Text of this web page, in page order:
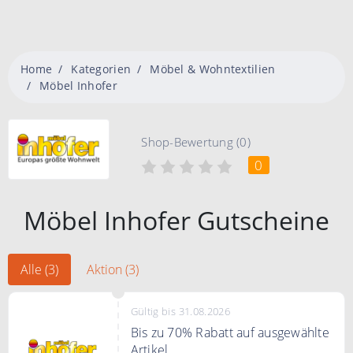
Home Kategorien
Möbel & Wohntextilien
Möbel Inhofer
Shop-Bewertung (0)
0
Möbel Inhofer Gutscheine
Alle (3) Aktion (3)
Gültig bis 31.08.2026
Bis zu 70% Rabatt auf ausgewählte
Artikel